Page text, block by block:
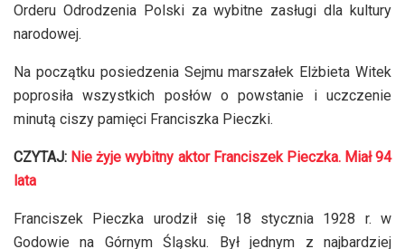
Orderu Odrodzenia Polski za wybitne zasługi dla kultury
narodowej.
Na początku posiedzenia Sejmu marszałek Elżbieta Witek
poprosiła wszystkich posłów o powstanie i uczczenie
minutą ciszy pamięci Franciszka Pieczki.
CZYTAJ: Nie żyje wybitny aktor Franciszek Pieczka. Miał 94
lata
Franciszek Pieczka urodził się 18 stycznia 1928 r. w
Godowie na Górnym Śląsku. Był jednym z najbardziej